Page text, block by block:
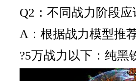
Q2：不同战力阶段
A：根据战力模型推
?5万战力以下：纯黑